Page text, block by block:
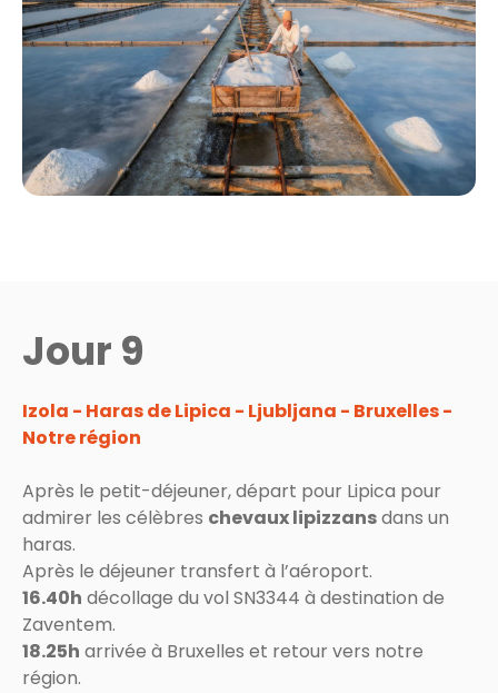
Jour 9
Izola - Haras de Lipica - Ljubljana - Bruxelles -
Notre région
Après le petit-déjeuner, départ pour Lipica pour
admirer les célèbres chevaux lipizzansdans un
haras.
Après le déjeuner transfert à l’aéroport.
16.40h décollage du vol SN3344 à destination de
Zaventem.
18.25h arrivée à Bruxelles et retour vers notre
région.